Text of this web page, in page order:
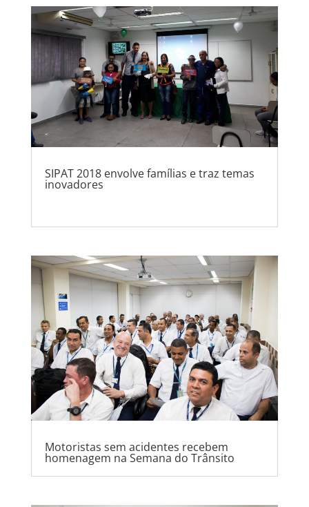
SIPAT 2018 envolve famílias e traz temas
inovadores
Motoristas sem acidentes recebem
homenagem na Semana do Trânsito